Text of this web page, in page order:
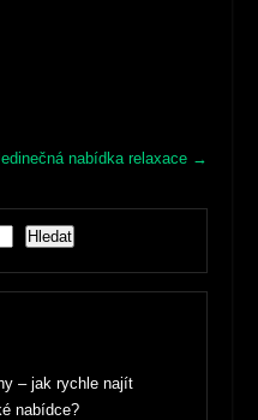
nabídka relaxace →
Hledat
– jak rychle najít
nabídce?